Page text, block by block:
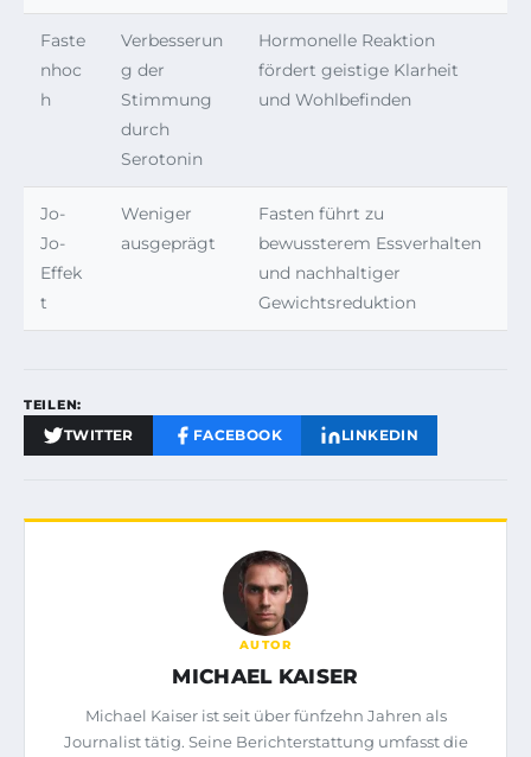
Faste
nhoc
h
Verbesserun
g der
Stimmung
durch
Serotonin
Hormonelle Reaktion
fördert geistige Klarheit
und Wohlbefinden
Jo-
Jo-
Effek
t
Weniger
ausgeprägt
Fasten führt zu
bewussterem Essverhalten
und nachhaltiger
Gewichtsreduktion
TEILEN:
TWITTER FACEBOOK LINKEDIN
AUTOR
MICHAEL KAISER
Michael Kaiser ist seit über fünfzehn Jahren als
Journalist tätig. Seine Berichterstattung umfasst die